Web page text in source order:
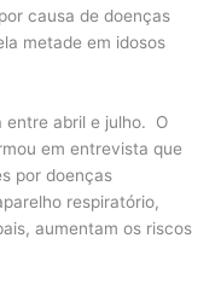
causa de doenças
metade em idosos
entre abril e julho. O
em entrevista que
por doenças
respiratório,
aumentam os riscos